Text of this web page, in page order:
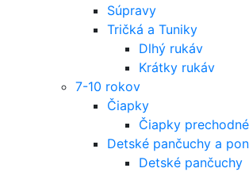
Súpravy
Tričká a Tuniky
Dlhý rukáv
Krátky rukáv
7-10 rokov
Čiapky
Čiapky prechodné
Detské pančuchy a
Detské pančuchy